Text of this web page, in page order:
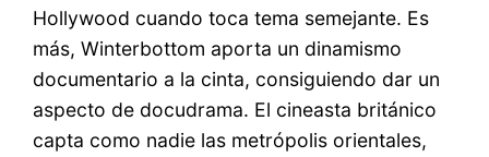
Hollywood cuando toca tema semejante. Es
más, Winterbottom aporta un dinamismo
documentario a la cinta, consiguiendo dar un
aspecto de docudrama. El cineasta británico
capta como nadie las metrópolis orientales,